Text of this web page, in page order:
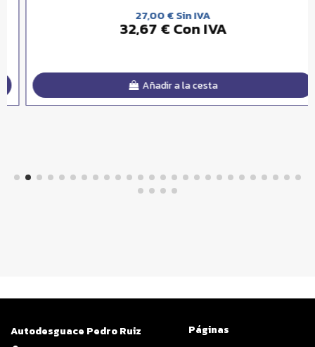
27,00 € Sin IVA
32,67 € Con IVA
Añadir a la cesta
Autodesguace Pedro Ruiz
Páginas